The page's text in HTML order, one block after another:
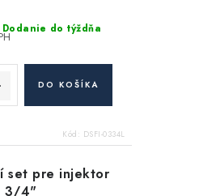
Dodanie do týždňa
DO KOŠÍKA
Kód: DSFI-0334L
set pre injektor
3/4"